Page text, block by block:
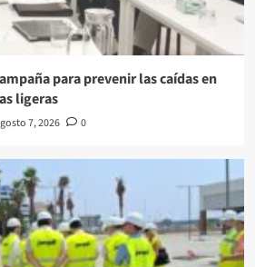
para prevenir las caídas en
ligeras
7, 2026 0